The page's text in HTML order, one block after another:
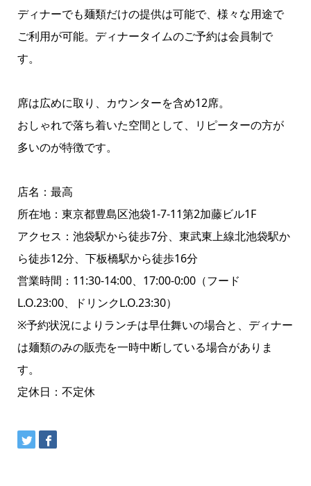
ディナーでも麺類だけの提供は可能で、様々な用途で
ご利用が可能。ディナータイムのご予約は会員制で
す。
席は広めに取り、カウンターを含め12席。
おしゃれで落ち着いた空間として、リピーターの方が
多いのが特徴です。
店名：最高
所在地：東京都豊島区池袋1-7-11第2加藤ビル1F
アクセス：池袋駅から徒歩7分、東武東上線北池袋駅か
ら徒歩12分、下板橋駅から徒歩16分
営業時間：11:30-14:00、17:00-0:00（フード
L.O.23:00、ドリンクL.O.23:30）
※予約状況によりランチは早仕舞いの場合と、ディナー
は麺類のみの販売を一時中断している場合がありま
す。
定休日：不定休